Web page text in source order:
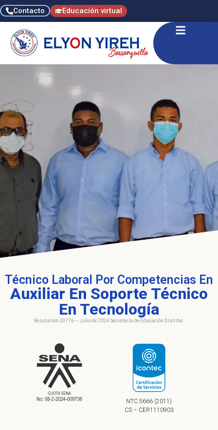
Contacto Educación virtual
Técnico Laboral Por Competencias En
Auxiliar En Soporte Técnico
En Tecnología
Resolución 03776 – Julio de 2024 Secretaría de Educación Distrital.
NTC 5666 (2011)
CS – CER1110903